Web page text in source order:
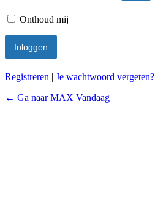
Onthoud mij
Registreren | Je wachtwoord vergeten?
← Ga naar MAX Vandaag